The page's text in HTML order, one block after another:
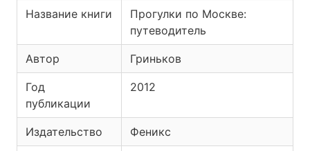
Название книги
Прогулки по Москве:
путеводитель
Автор Гриньков
Год
публикации
2012
Издательство Феникс